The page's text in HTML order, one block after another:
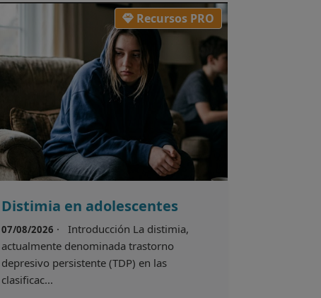
Recursos PRO
Distimia en adolescentes
07/08/2026 · Introducción La distimia,
actualmente denominada trastorno
depresivo persistente (TDP) en las
clasificac...